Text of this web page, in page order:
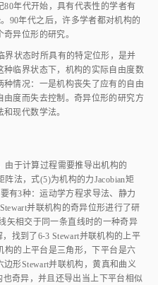
年代开始，具有代表性的学者有
90年代之后，许多学者都对机构的
异位形的研究。
界状态时所具有的特定位形，是并
临界状态下，机构的实际自由度数
情况：一是机构丧失了应有的自由
度而失去控制。奇异位形的研究方
现代数学法。
由于计算过程需要推导出机构的
阵法，式(5)为机构的力Jacobian矩
有3种：运动学方程求导法、静力
并联机构的奇异位形进行了研
矢相交于同一条直线时的一种奇异
，找到了6⁃3 Stewart并联机构的上平
构的上平台是三角形，下平台是六
形Stewart并联机构，黄真和曲义
奇异，并且还导出当上下平台相似